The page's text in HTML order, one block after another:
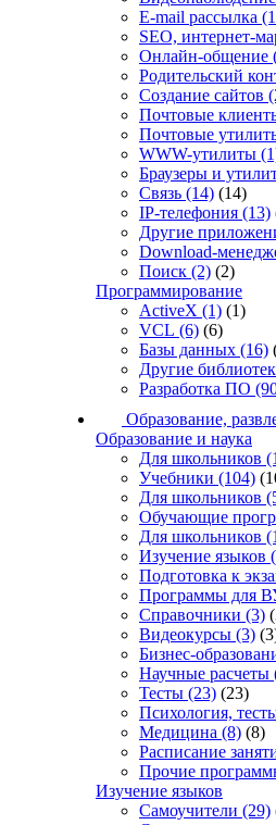
E-mail рассылка
SEO, интернет-
Онлайн-общение
Родительский
Создание сайтов
Почтовые
Почтовые
WWW-утилиты
Браузеры и
Связь (14) (14)
IP-телефония (13)
Другие
Download-
Поиск (2) (2)
Программирование
ActiveX (1) (1)
VCL (6) (6)
Базы данных (16)
Другие
Разработка ПО
Образование,
Образование и наука
Для школьников
Учебники (104)
Для школьников
Обучающие
Для школьников
Изучение языков
Подготовка к
Программы для
Справочники (3)
Видеокурсы (3)
Бизнес-
Научные расчеты
Тесты (23) (23)
Психология,
Медицина (8) (8)
Расписание
Прочие
Изучение языков
Самоучители (29)